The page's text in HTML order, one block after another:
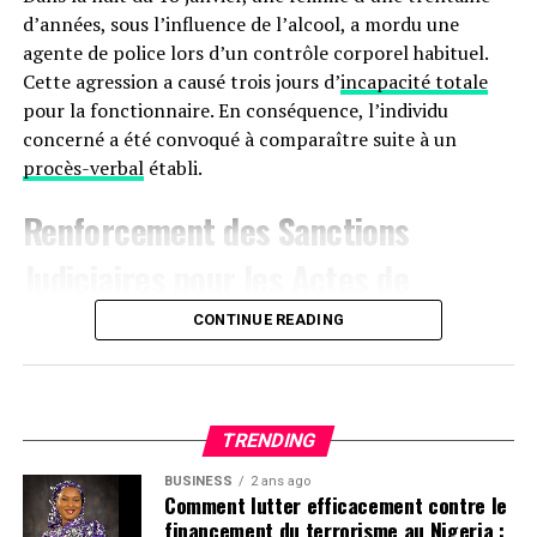
d’années, sous l’influence de l’alcool, a mordu une
agente de police lors d’un contrôle corporel habituel.
Cette agression a causé trois jours d’incapacité totale
pour la fonctionnaire. En conséquence, l’individu
concerné a été convoqué à comparaître suite à un
procès-verbalétabli.
Renforcement des Sanctions
Violence àAgen
impliquant trois hommes. L’un des participants, avec
des marques visibles sur son manteau, a déclaré avoir
été attaqué au couteau par les deux autres. Ces derniers
ont rejeté les accusations lors de leur interrogatoire.
CONTINUE READING
TRENDING
BUSINESS 2 ans ago
Comment lutter efficacement contre le
financement du terrorisme au Nigeria :